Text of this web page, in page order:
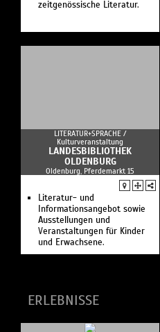
zeitgenössische Literatur.
LITERATUR+SPRACHE /
Kulturveranstaltung
LANDESBIBLIOTHEK
OLDENBURG
Oldenburg, Pferdemarkt 15
Literatur- und
Informationsangebot sowie
Ausstellungen und
Veranstaltungen für Kinder
und Erwachsene.
ERLEBNISSE